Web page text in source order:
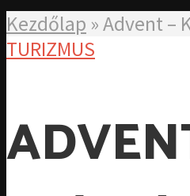
Kezdőlap »Advent –
TURIZMUS